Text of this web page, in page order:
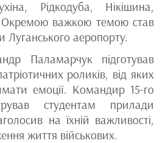
Рідкодуба, Нікішина,
Окремою важкою темою став
Луганського аеропорту.
Паламарчук підготував
роликів, від яких
емоції. Командир 15-го
студентам прилади
на їхній важливості,
життя військових.